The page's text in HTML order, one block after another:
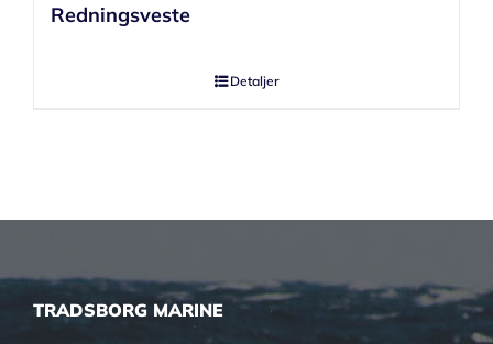
Redningsveste
Detaljer
TRADSBORG MARINE